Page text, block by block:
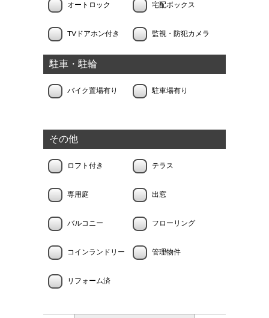
オートロック 宅配ボックス
TVドアホン付き 監視・防犯カメラ
駐車・駐輪
バイク置場有り 駐車場有り
その他
ロフト付き テラス
専用庭 出窓
バルコニー フローリング
コインランドリー 管理物件
リフォーム済